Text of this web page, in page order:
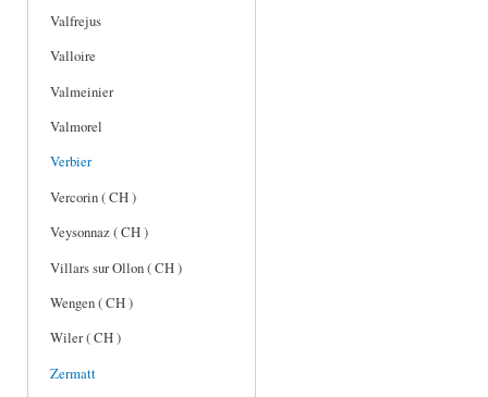
Valfrejus
Valloire
Valmeinier
Valmorel
Verbier
Vercorin ( CH )
Veysonnaz ( CH )
Villars sur Ollon ( CH )
Wengen ( CH )
Wiler ( CH )
Zermatt